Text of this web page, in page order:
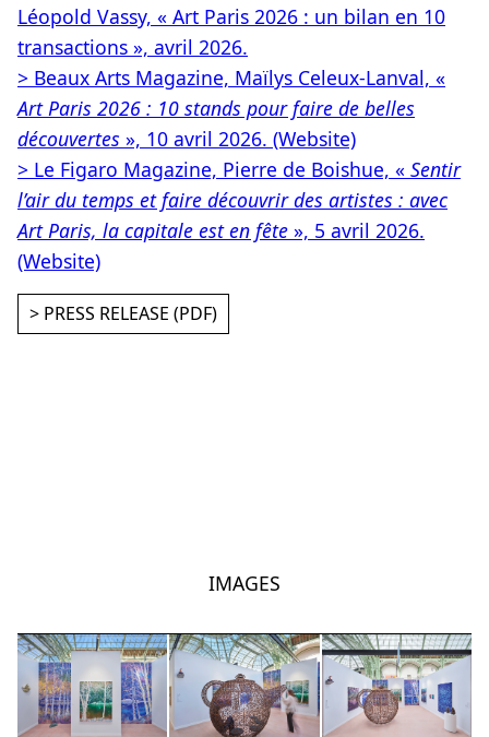
Léopold Vassy, « Art Paris 2026 : un bilan en 10
transactions », avril 2026.
> Beaux Arts Magazine, Maïlys Celeux-Lanval, «
Art Paris 2026 : 10 stands pour faire de belles
découvertes », 10 avril 2026. (Website)
> Le Figaro Magazine, Pierre de Boishue, « Sentir
l’air du temps et faire découvrir des artistes : avec
Art Paris, la capitale est en fête », 5 avril 2026.
(Website)
> PRESS RELEASE (PDF)
IMAGES